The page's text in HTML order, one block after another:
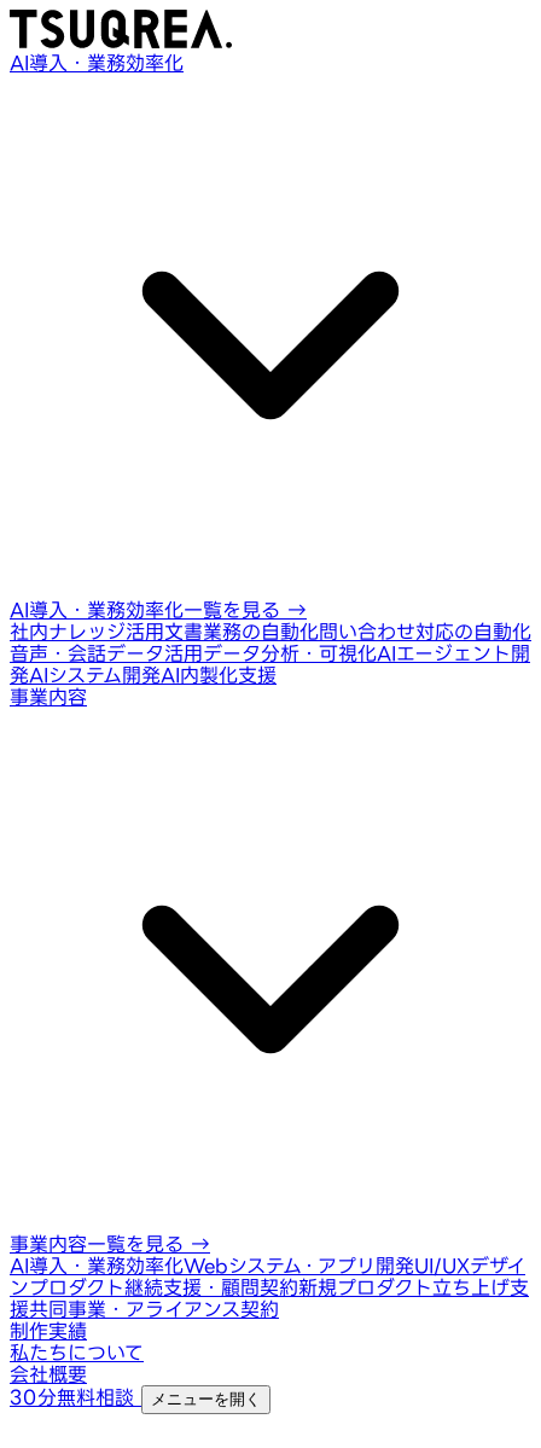
AI導入・業務効率化
AI導入・業務効率化一覧を見る →
社内ナレッジ活用文書業務の自動化問い合わせ対応の自動化
音声・会話データ活用データ分析・可視化AIエージェント開
発AIシステム開発AI内製化支援
事業内容
事業内容一覧を見る →
AI導入・業務効率化Webシステム・アプリ開発UI/UXデザイ
ンプロダクト継続支援・顧問契約新規プロダクト立ち上げ支
援共同事業・アライアンス契約
制作実績
私たちについて
会社概要
30分無料相談
メニューを開く